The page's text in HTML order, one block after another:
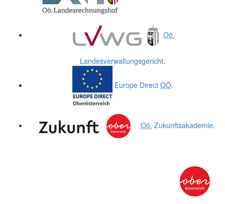
Oö.
Landesverwaltungsgericht.
Europe Direct OÖ.
Oö. Zukunftsakademie.